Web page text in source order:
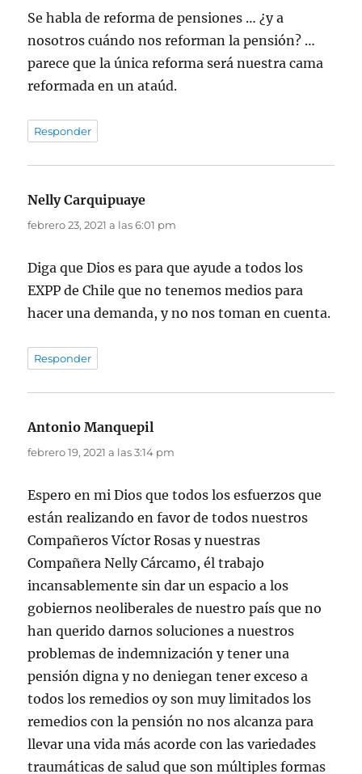
Se habla de reforma de pensiones … ¿y a
nosotros cuándo nos reforman la pensión? …
parece que la única reforma será nuestra cama
reformada en un ataúd.
Responder
Nelly Carquipuaye
febrero 23, 2021 a las 6:01 pm
Diga que Dios es para que ayude a todos los
EXPP de Chile que no tenemos medios para
hacer una demanda, y no nos toman en cuenta.
Responder
Antonio Manquepil
febrero 19, 2021 a las 3:14 pm
Espero en mi Dios que todos los esfuerzos que
están realizando en favor de todos nuestros
Compañeros Víctor Rosas y nuestras
Compañera Nelly Cárcamo, él trabajo
incansablemente sin dar un espacio a los
gobiernos neoliberales de nuestro país que no
han querido darnos soluciones a nuestros
problemas de indemnización y tener una
pensión digna y no deniegan tener exceso a
todos los remedios oy son muy limitados los
remedios con la pensión no nos alcanza para
llevar una vida más acorde con las variedades
traumáticas de salud que son múltiples formas